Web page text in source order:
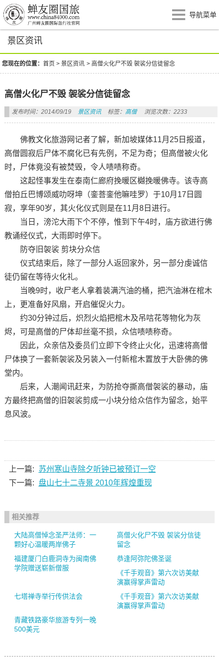
导航菜单
景区资讯
您现在的位置：首页 >景区资讯 > 高僧火化尸不毁 袈裟分信徒留念
高僧火化尸不毁 袈裟分信徒留念
发布时间：2014/09/19 景区资讯 标签： 高僧 浏览次数：2233
佛教文化旅游网记者了解，新加坡媒体11月25日报道，
高僧圆寂后尸体不腐化已有先例，不足为奇；但高僧被火化
时，尸体竟没有被焚毁，令人啧啧称奇。
这起怪事发生在泰南仁廊府挽暖区樾挽暖佛寺。该寺高
僧拍丘巴博颂威叻呀坤（銮菩銮他嘛哇罗）于10月17日圆
寂，享年90岁，其火化仪式则是在11月8日进行。
当日，滂沱大雨下个不停，惟到下午4时，庙方欲进行佛
教诵经仪式，大雨即时停下。
防夺旧袈裟 剪块分众信
仪式结束后，除了一部分人返回家外，另一部分虔诚信
徒仍留在等待火化礼。
当晚9时，收尸老人拿着装满汽油的桶，把汽油淋在棺木
上，更准备好风扇，开启催促火力。
约30分钟过后，炽烈火焰把棺木及吊唁花等物化为灰
烬，可是高僧的尸体却丝毫不损，众信啧啧称奇。
因此，众亲信及委员们立即下令终止火化，迅速将高僧
尸体换了一套新袈裟及另装入一付新棺木置放于大卧佛的佛
堂内。
后来，人潮闻讯赶来，为防抢夺撕高僧袈裟的暴动，庙
方最终把高僧的旧袈裟剪成一小块分给众信作为留念，始平
息风波。
上一篇:
苏州寒山寺除夕听钟已被预订一空
下一篇: 盘山七十二寺景 2010年辉煌重现
相关推荐
大陆高僧悼念圣严法师：一
颗好心温暖两岸佛子
高僧火化尸不毁 袈裟分信徒
留念
福建厦门白鹿洞寺为闽南佛
学院赠送崭新僧服
恭逢阿弥陀佛圣诞
《千手观音》第六次访美献
演赢得掌声雷动
七塔禅寺举行传供法会
《千手观音》第六次访美献
演赢得掌声雷动
青藏铁路豪华旅游专列一晚
500美元